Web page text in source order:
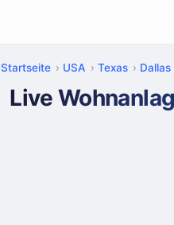
Startseite USA Texas Dallas
Live